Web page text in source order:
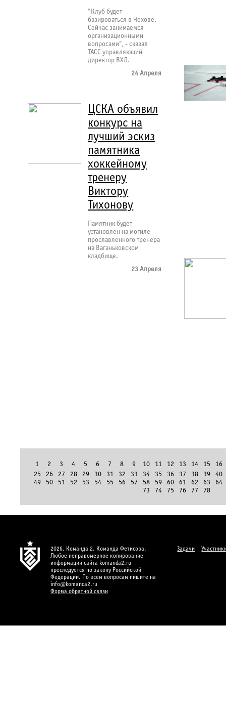
"Клуб будет
базироваться в Чехове.
Сейчас занимаемся
организационными
вопросами", - сказал
ТАСС управляющий
директор ВХЛ.
24 Апреля
ЦСКА объявил
конкурс на
лучший эскиз
памятника
хоккейному
тренеру
Виктору
Тихонову
Памятник будет
установлен на могиле
прославленного тренера
на Ваганьковском
кладбище.
23 Апреля
1 2 3 4 5 6 7 8 9 10 11 12 13 14 15
16
25
26 27 28 29 30 31 32 33 34 35 36 37 38 39
40
49
50 51 52 53 54 55 56 57 58 59 60 61 62 63
64
73
74 75 76 77 78
2026. Команда 2. Команда Фетисова.
Любое неправомерное копирование
информации сайта komanda2.ru
преследуется по закону Российской
Федерации. По всем вопросам пишите на
info@komanda2.ru
Форма обратной связи
Задачи